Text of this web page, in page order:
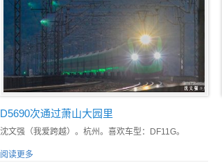
D5690次通过萧山大园里
沈文强（我爱跨越）。杭州。喜欢车型：DF11G。
阅读更多